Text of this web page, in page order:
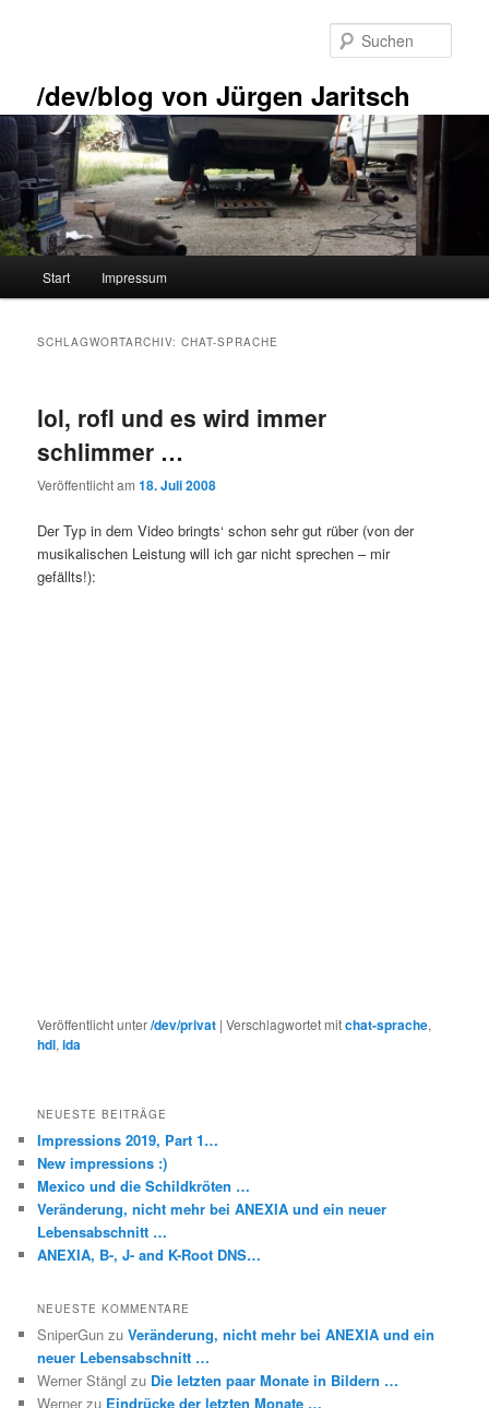
/dev/blog von Jürgen Jaritsch
Start Impressum
SCHLAGWORTARCHIV:CHAT-SPRACHE
lol, rofl und es wird immer
schlimmer …
Veröffentlicht am18. Juli 2008
Der Typ in dem Video bringts‘ schon sehr gut rüber (von der
musikalischen Leistung will ich gar nicht sprechen – mir
gefällts!):
Veröffentlicht unter/dev/privat |Verschlagwortet mitchat-sprache,
hdl,ida
NEUESTE BEITRÄGE
Impressions 2019, Part 1…
New impressions :)
Mexico und die Schildkröten …
Veränderung, nicht mehr bei ANEXIA und ein neuer
Lebensabschnitt …
ANEXIA, B-, J- and K-Root DNS…
NEUESTE KOMMENTARE
SniperGun zuVeränderung, nicht mehr bei ANEXIA und ein
neuer Lebensabschnitt …
Werner Stängl zu Die letzten paar Monate in Bildern …
Werner zu Eindrücke der letzten Monate …